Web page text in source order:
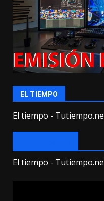
EL TIEMPO
El tiempo -
El tiempo -